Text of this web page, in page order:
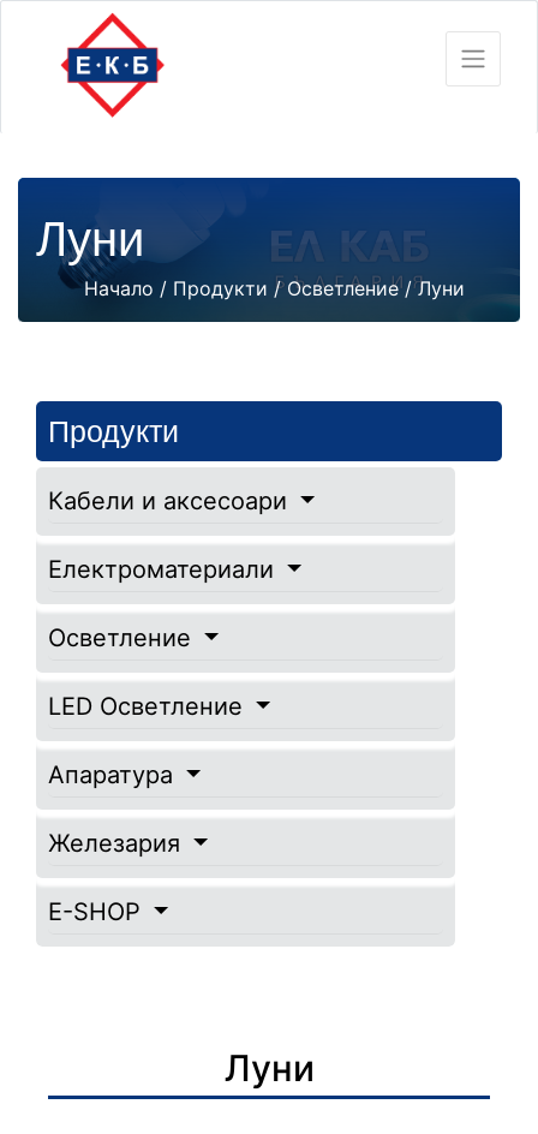
Луни
Начало / Продукти /Осветление/ Луни
Продукти
Кабели и аксесоари
Електроматериали
Осветление
LED Осветление
Апаратура
Железария
E-SHOP
Луни